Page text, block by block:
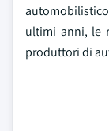
ultimi anni, le
produttori di